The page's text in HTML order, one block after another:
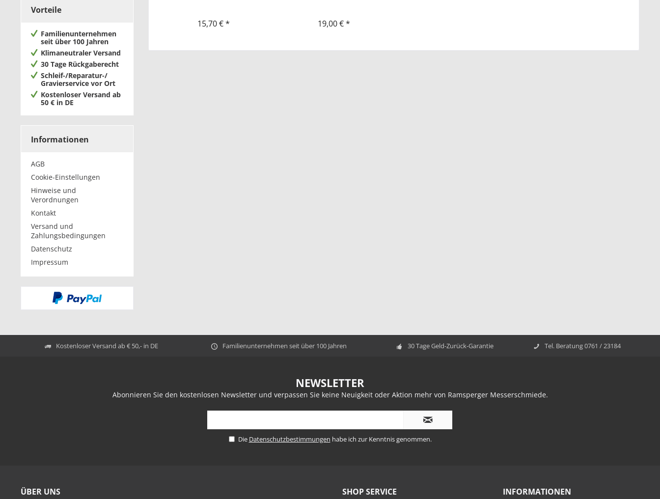
Vorteile
Familienunternehmen
seit über 100 Jahren
Klimaneutraler Versand
30 Tage Rückgaberecht
Schleif-/Reparatur-/
Gravierservice vor Ort
Kostenloser Versand ab
50 € in DE
Informationen
AGB
Cookie-Einstellungen
Hinweise und
Verordnungen
Kontakt
Versand und
Zahlungsbedingungen
Datenschutz
Impressum
15,70 € * 19,00 € *
Kostenloser Versand ab € 50,- in DE Familienunternehmen seit über 100 Jahren 30 Tage Geld-Zurück-Garantie Tel. Beratung 0761 / 23184
NEWSLETTER
Abonnieren Sie den kostenlosen Newsletter und verpassen Sie keine Neuigkeit oder Aktion mehr von Ramsperger Messerschmiede.
Die Datenschutzbestimmungen habe ich zur Kenntnis genommen.
ÜBER UNS SHOP SERVICE INFORMATIONEN